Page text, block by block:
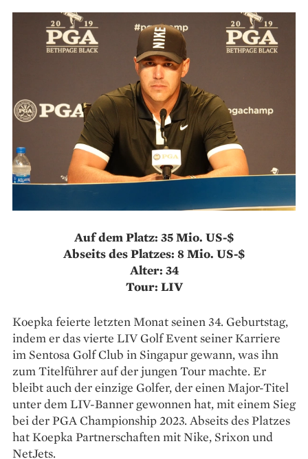
Auf dem Platz: 35 Mio. US-$
Abseits des Platzes: 8 Mio. US-$
Alter: 34
Tour: LIV
Koepka feierte letzten Monat seinen 34. Geburtstag,
indem er das vierte LIV Golf Event seiner Karriere
im Sentosa Golf Club in Singapur gewann, was ihn
zum Titelführer auf der jungen Tour machte. Er
bleibt auch der einzige Golfer, der einen Major-Titel
unter dem LIV-Banner gewonnen hat, mit einem Sieg
bei der PGA Championship 2023. Abseits des Platzes
hat Koepka Partnerschaften mit Nike, Srixon und
NetJets.